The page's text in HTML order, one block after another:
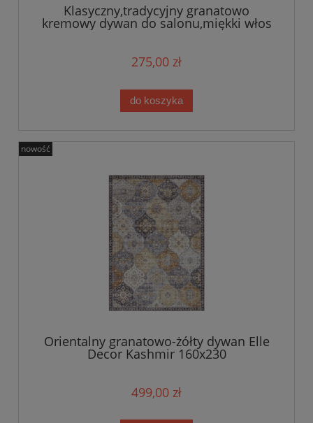
Klasyczny,tradycyjny granatowo
kremowy dywan do salonu,miękki włos
Tapeso 160x230
275,00 zł
do koszyka
Orientalny granatowo-żółty dywan Elle
Decor Kashmir 160x230
499,00 zł
nowość